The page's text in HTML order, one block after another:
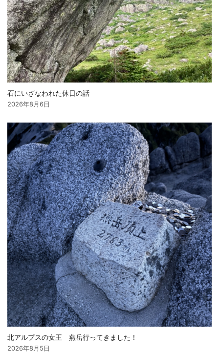
石にいざなわれた休日の話
2026年8月6日
北アルプスの女王 燕岳行ってきました！
2026年8月5日